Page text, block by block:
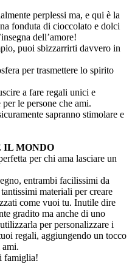
perplessi ma, e qui è la
fonduta di cioccolato e dolci
dell’amore!
puoi sbizzarrirti davvero in
per trasmettere lo spirito
a fare regali unici e
le persone che ami.
sapranno stimolare e
IL MONDO
per chi ama lasciare un
entrambi facilissimi da
materiali per creare
come vuoi tu. Inutile dire
gradito ma anche di uno
per personalizzare i
regali, aggiungendo un tocco
ami.
famiglia!